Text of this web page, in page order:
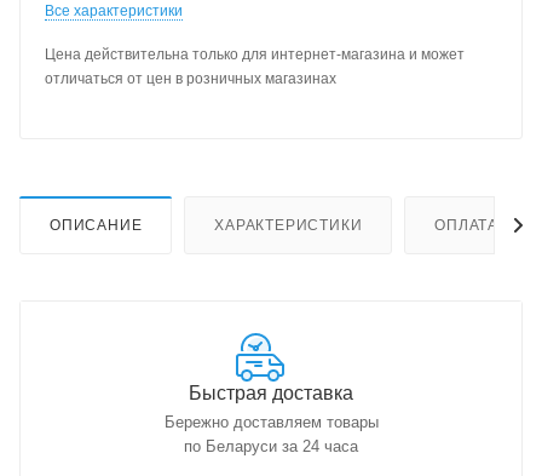
Все характеристики
Цена действительна только для интернет-магазина и может
отличаться от цен в розничных магазинах
ОПИСАНИЕ ХАРАКТЕРИСТИКИ ОПЛАТА
Быстрая доставка
Бережно доставляем товары
по Беларуси за 24 часа